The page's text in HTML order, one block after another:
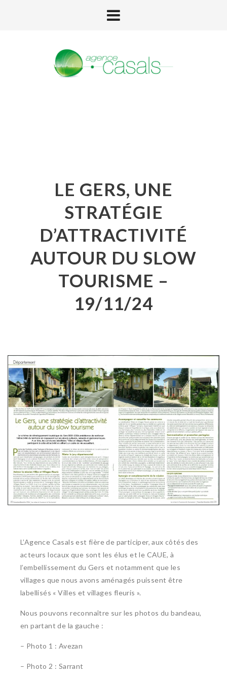
LE GERS, UNE
STRATÉGIE
D’ATTRACTIVITÉ
AUTOUR DU SLOW
TOURISME –
19/11/24
L’Agence Casals est fière de participer, aux côtés des
acteurs locaux que sont les élus et le CAUE, à
l’embellissement du Gers et notamment que les
villages que nous avons aménagés puissent être
labellisés « Villes et villages fleuris ».
Nous pouvons reconnaître sur les photos du bandeau,
en partant de la gauche :
– Photo 1 : Avezan
– Photo 2 : Sarrant